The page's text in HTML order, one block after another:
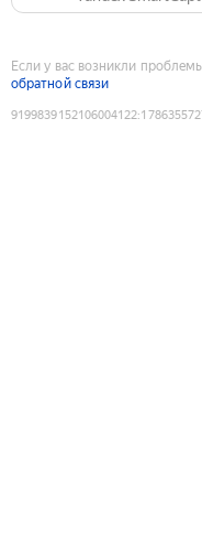
Если у вас возникли
обратной связи
9199839152106004122: